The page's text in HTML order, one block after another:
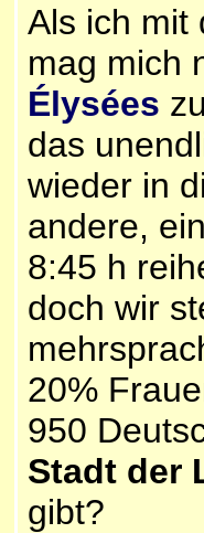
Als ich mit
mag mich
Élysées
das
wieder in
andere,
8:45 h
doch wir
20%
950
Stadt der
gibt?